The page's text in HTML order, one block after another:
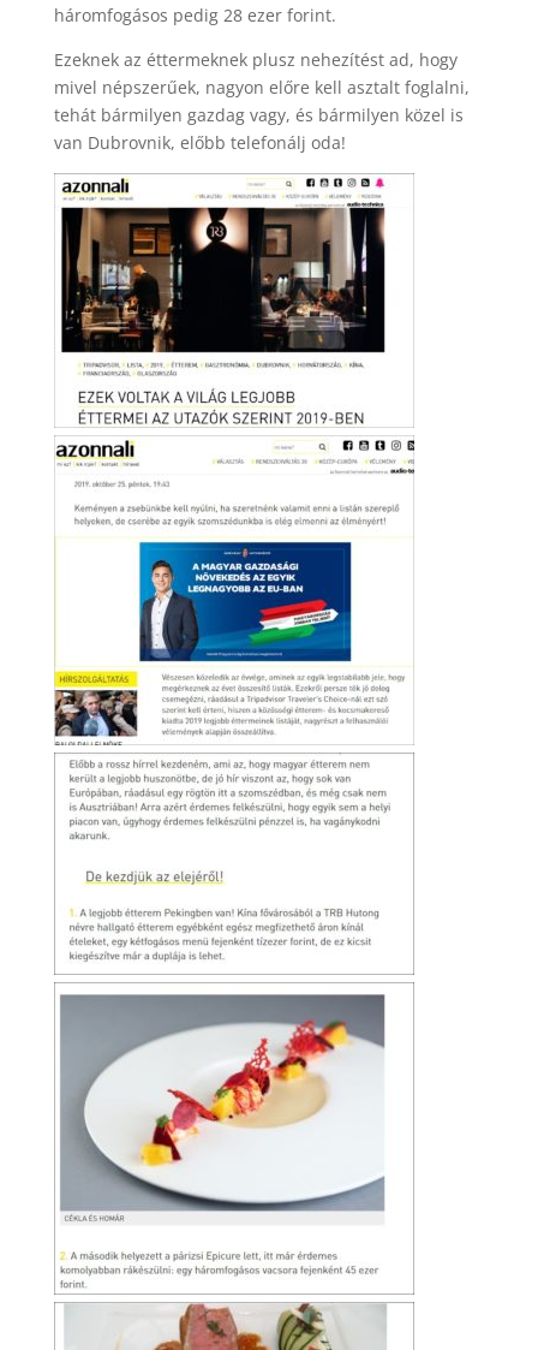
háromfogásos pedig 28 ezer forint.
Ezeknek az éttermeknek plusz nehezítést ad, hogy
mivel népszerűek, nagyon előre kell asztalt foglalni,
tehát bármilyen gazdag vagy, és bármilyen közel is
van Dubrovnik, előbb telefonálj oda!